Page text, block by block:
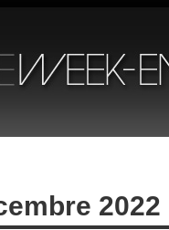
2022